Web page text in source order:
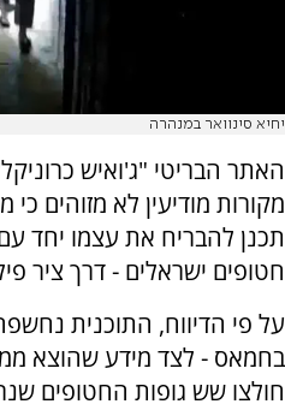
יחיא סינוואר במנהרה
האתר הבריטי "ג'ואיש
מקורות מודיעין לא מזוהים
תכנן להבריח את עצמו יחד
חטופים ישראלים - דרך ציר
על פי הדיווח, התוכנית
בחמאס - לצד מידע שהוצא
חולצו שש גופות החטופים